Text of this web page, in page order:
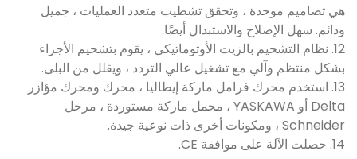
هي تصاميم موحدة ، وتحقق تشطيب متعدد العمليات ، جميل
ودائم. سهل الإصلاح والاستبدال أيضًا.
12. نظام التشحيم بالزيت الأوتوماتيكي ، يقوم بتشحيم الأجزاء
بشكل منتظم وآلي مع تشغيل عالي التردد ، ويقلل من البلى.
13. استخدم محرك فرامل ماركة إيطاليا ، محرك ومحرك مؤازر
Delta أو YASKAWA ، محمل ماركة مستوردة ، مرحل
Schneider ، ومكونات أخرى ذات نوعية جيدة.
14. حصلت الآلة على موافقة CE.